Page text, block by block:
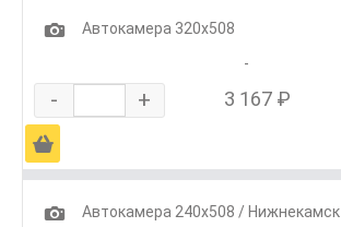
1
Автокамера 320х508
-
- + 3 167 ₽
Ä
1
Автокамера 240х508 / Нижнекамск